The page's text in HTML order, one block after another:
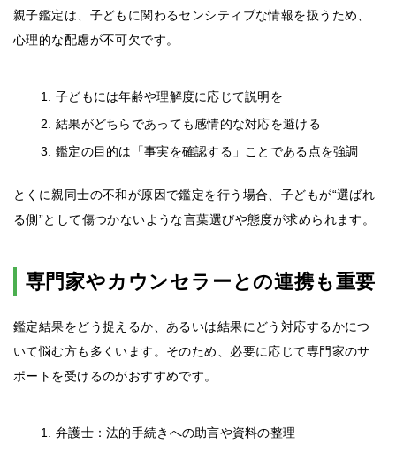
親子鑑定は、子どもに関わるセンシティブな情報を扱うため、
心理的な配慮が不可欠です。
子どもには年齢や理解度に応じて説明を
結果がどちらであっても感情的な対応を避ける
鑑定の目的は「事実を確認する」ことである点を強調
とくに親同士の不和が原因で鑑定を行う場合、子どもが“選ばれ
る側”として傷つかないような言葉選びや態度が求められます。
専門家やカウンセラーとの連携も重要
鑑定結果をどう捉えるか、あるいは結果にどう対応するかにつ
いて悩む方も多くいます。そのため、必要に応じて専門家のサ
ポートを受けるのがおすすめです。
弁護士：法的手続きへの助言や資料の整理